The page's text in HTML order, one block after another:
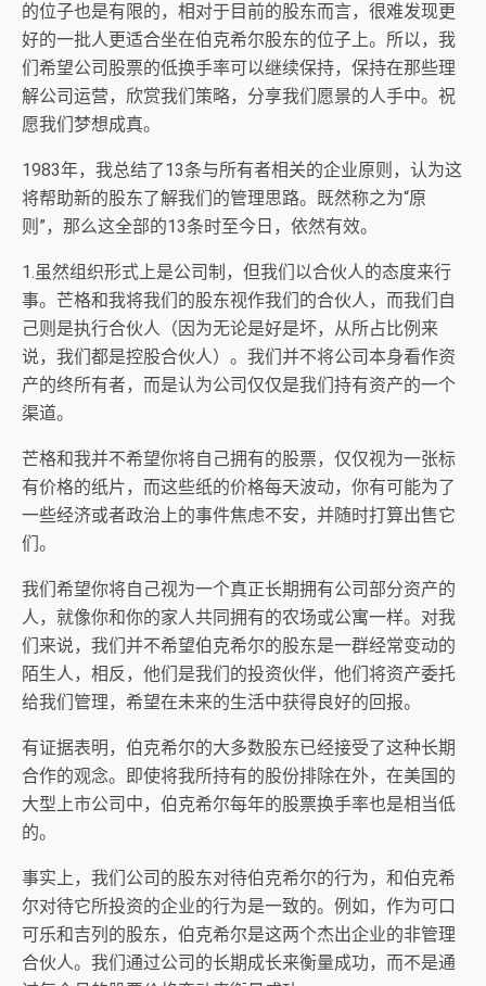
的位子也是有限的，相对于目前的股东而言，很难发现更
好的一批人更适合坐在伯克希尔股东的位子上。所以，我
们希望公司股票的低换手率可以继续保持，保持在那些理
解公司运营，欣赏我们策略，分享我们愿景的人手中。祝
愿我们梦想成真。
1983年，我总结了13条与所有者相关的企业原则，认为这
将帮助新的股东了解我们的管理思路。既然称之为“原
则”，那么这全部的13条时至今日，依然有效。
1.虽然组织形式上是公司制，但我们以合伙人的态度来行
事。芒格和我将我们的股东视作我们的合伙人，而我们自
己则是执行合伙人（因为无论是好是坏，从所占比例来
说，我们都是控股合伙人）。我们并不将公司本身看作资
产的终所有者，而是认为公司仅仅是我们持有资产的一个
渠道。
芒格和我并不希望你将自己拥有的股票，仅仅视为一张标
有价格的纸片，而这些纸的价格每天波动，你有可能为了
一些经济或者政治上的事件焦虑不安，并随时打算出售它
们。
我们希望你将自己视为一个真正长期拥有公司部分资产的
人，就像你和你的家人共同拥有的农场或公寓一样。对我
们来说，我们并不希望伯克希尔的股东是一群经常变动的
陌生人，相反，他们是我们的投资伙伴，他们将资产委托
给我们管理，希望在未来的生活中获得良好的回报。
有证据表明，伯克希尔的大多数股东已经接受了这种长期
合作的观念。即使将我所持有的股份排除在外，在美国的
大型上市公司中，伯克希尔每年的股票换手率也是相当低
的。
事实上，我们公司的股东对待伯克希尔的行为，和伯克希
尔对待它所投资的企业的行为是一致的。例如，作为可口
可乐和吉列的股东，伯克希尔是这两个杰出企业的非管理
合伙人。我们通过公司的长期成长来衡量成功，而不是通